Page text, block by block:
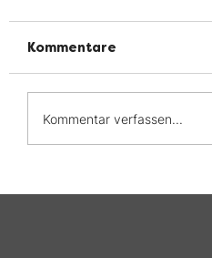
Kommentare
Kommentar verfassen...